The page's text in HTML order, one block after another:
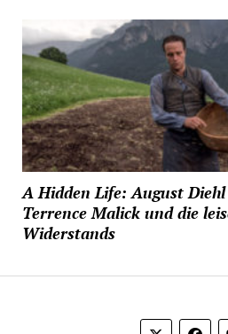
A Hidden Life: August
Terrence Malick und die
Widerstands